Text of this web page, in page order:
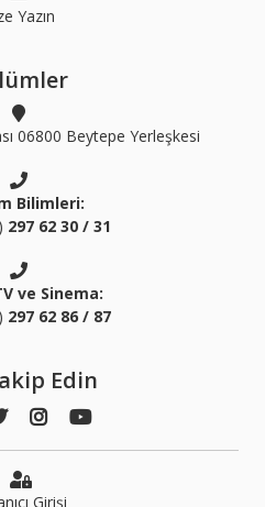
Yazın
06800 Beytepe Yerleşkesi
Bilimleri:
297 62 30 / 31
ve Sinema:
297 62 86 / 87
Edin
Girişi